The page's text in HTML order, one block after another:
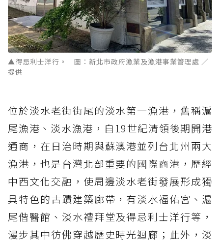
▲得忌利士洋行。 圖：新北市政府漁業及漁港事業管理處 ／
提供
位於淡水老街街尾的淡水第一漁港，舊稱滬
尾漁港、淡水漁港，自19世紀清領後期開港
通商，在日治時期與蘇澳港並列台北州兩大
漁港，也是台灣北部重要的國際商港，歷經
中西文化交融，使周邊淡水老街發展形成獨
具特色的古蹟建築廊帶，有淡水福佑宮、滬
尾偕醫館、淡水禮拜堂及得忌利士洋行等，
漫步其中彷佛穿越歷史時光迴廊；此外，淡